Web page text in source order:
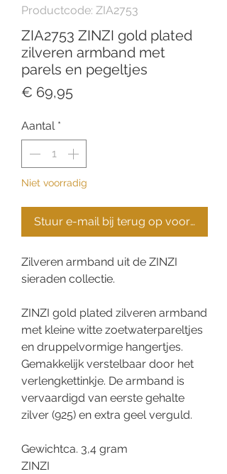
Productcode: ZIA2753
ZIA2753 ZINZI gold plated
zilveren armband met
parels en pegeltjes
€ 69,95Prijs
Aantal *
Niet voorradig
Stuur e-mail bij terug op voorraad
Zilveren armband uit de ZINZI
sieraden collectie.
ZINZI gold plated zilveren armband
met kleine witte zoetwaterpareltjes
en druppelvormige hangertjes.
Gemakkelijk verstelbaar door het
verlengkettinkje. De armband is
vervaardigd van eerste gehalte
zilver (925) en extra geel verguld.
Gewichtca. 3,4 gram
ZINZI